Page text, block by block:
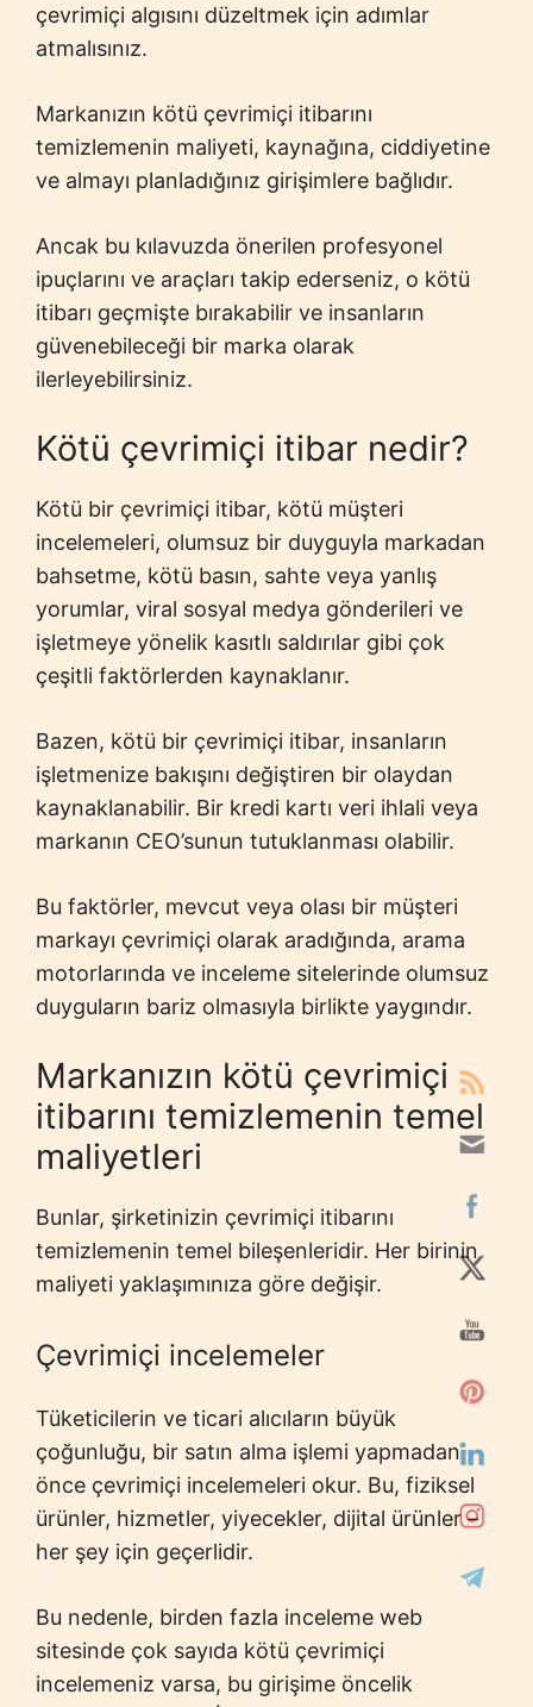
çevrimiçi algısını düzeltmek için adımlar
atmalısınız.
Markanızın kötü çevrimiçi itibarını
temizlemenin maliyeti, kaynağına, ciddiyetine
ve almayı planladığınız girişimlere bağlıdır.
Ancak bu kılavuzda önerilen profesyonel
ipuçlarını ve araçları takip ederseniz, o kötü
itibarı geçmişte bırakabilir ve insanların
güvenebileceği bir marka olarak
ilerleyebilirsiniz.
Kötü çevrimiçi itibar nedir?
Kötü bir çevrimiçi itibar, kötü müşteri
incelemeleri, olumsuz bir duyguyla markadan
bahsetme, kötü basın, sahte veya yanlış
yorumlar, viral sosyal medya gönderileri ve
işletmeye yönelik kasıtlı saldırılar gibi çok
çeşitli faktörlerden kaynaklanır.
Bazen, kötü bir çevrimiçi itibar, insanların
işletmenize bakışını değiştiren bir olaydan
kaynaklanabilir. Bir kredi kartı veri ihlali veya
markanın CEO’sunun tutuklanması olabilir.
Bu faktörler, mevcut veya olası bir müşteri
markayı çevrimiçi olarak aradığında, arama
motorlarında ve inceleme sitelerinde olumsuz
duyguların bariz olmasıyla birlikte yaygındır.
Markanızın kötü çevrimiçi
itibarını temizlemenin temel
maliyetleri
Bunlar, şirketinizin çevrimiçi itibarını
temizlemenin temel bileşenleridir. Her birinin
maliyeti yaklaşımınıza göre değişir.
Çevrimiçi incelemeler
Tüketicilerin ve ticari alıcıların büyük
çoğunluğu, bir satın alma işlemi yapmadan
önce çevrimiçi incelemeleri okur. Bu, fiziksel
ürünler, hizmetler, yiyecekler, dijital ürünler –
her şey için geçerlidir.
Bu nedenle, birden fazla inceleme web
sitesinde çok sayıda kötü çevrimiçi
incelemeniz varsa, bu girişime öncelik